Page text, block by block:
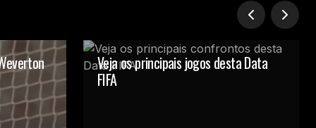
Veja os principais jogos desta Data
FIFA